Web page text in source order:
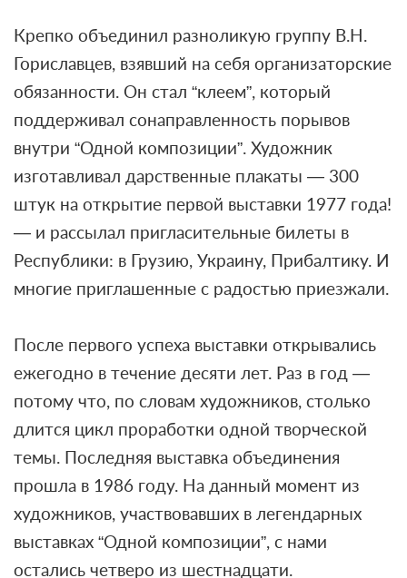
Крепко объединил разноликую группу В.Н.
Гориславцев, взявший на себя организаторские
обязанности. Он стал “клеем”, который
поддерживал сонаправленность порывов
внутри “Одной композиции”. Художник
изготавливал дарственные плакаты — 300
штук на открытие первой выставки 1977 года!
— и рассылал пригласительные билеты в
Республики: в Грузию, Украину, Прибалтику. И
многие приглашенные с радостью приезжали.
После первого успеха выставки открывались
ежегодно в течение десяти лет. Раз в год —
потому что, по словам художников, столько
длится цикл проработки одной творческой
темы. Последняя выставка объединения
прошла в 1986 году. На данный момент из
художников, участвовавших в легендарных
выставках “Одной композиции”, с нами
остались четверо из шестнадцати.